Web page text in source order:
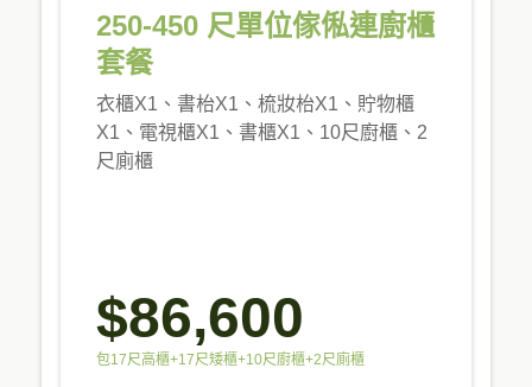
250-450 尺單位傢俬連廚櫃
套餐
衣櫃X1、書枱X1、梳妝枱X1、貯物櫃
X1、電視櫃X1、書櫃X1、10尺廚櫃、2
尺廁櫃
$86,600
包17尺高櫃+17尺矮櫃+10尺廚櫃+2尺廁櫃